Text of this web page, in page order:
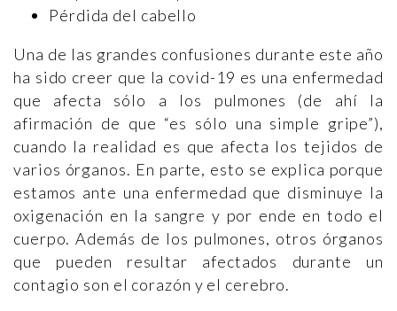
Pérdida del cabello
Una de las grandes confusiones durante este año
ha sido creer que la covid-19 es una enfermedad
que afecta sólo a los pulmones (de ahí la
afirmación de que “es sólo una simple gripe”),
cuando la realidad es que afecta los tejidos de
varios órganos. En parte, esto se explica porque
estamos ante una enfermedad que disminuye la
oxigenación en la sangre y por ende en todo el
cuerpo. Además de los pulmones, otros órganos
que pueden resultar afectados durante un
contagio son el corazón y el cerebro.